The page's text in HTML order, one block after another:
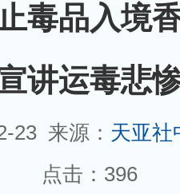
毒品入境
讲运毒悲
23 来源： 天亚社
点击： 396